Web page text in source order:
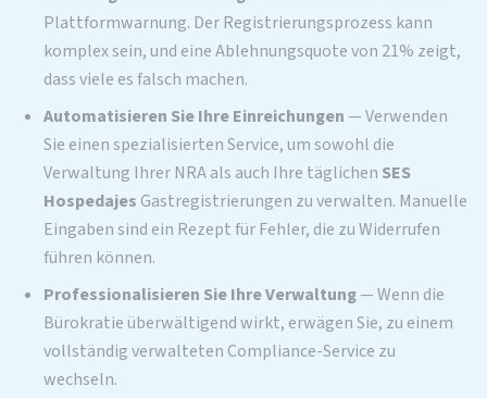
Plattformwarnung. Der Registrierungsprozess kann
komplex sein, und eine Ablehnungsquote von 21% zeigt,
dass viele es falsch machen.
Automatisieren Sie Ihre Einreichungen— Verwenden
Sie einen spezialisierten Service, um sowohl die
Verwaltung Ihrer NRA als auch Ihre täglichen SES
Hospedajes Gastregistrierungen zu verwalten. Manuelle
Eingaben sind ein Rezept für Fehler, die zu Widerrufen
führen können.
Professionalisieren Sie Ihre Verwaltung— Wenn die
Bürokratie überwältigend wirkt, erwägen Sie, zu einem
vollständig verwalteten Compliance-Service zu
wechseln.